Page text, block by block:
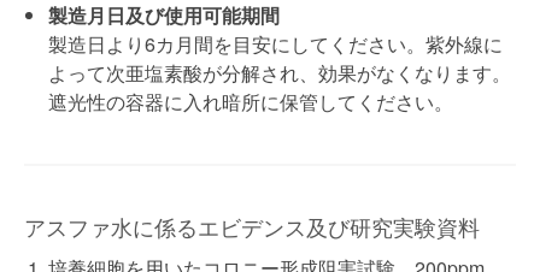
製造月日及び使用可能期間
製造日より6カ月間を目安にしてください。紫外線に
よって次亜塩素酸が分解され、効果がなくなります。
遮光性の容器に入れ暗所に保管してください。
アスファ水に係るエビデンス及び研究実験資料